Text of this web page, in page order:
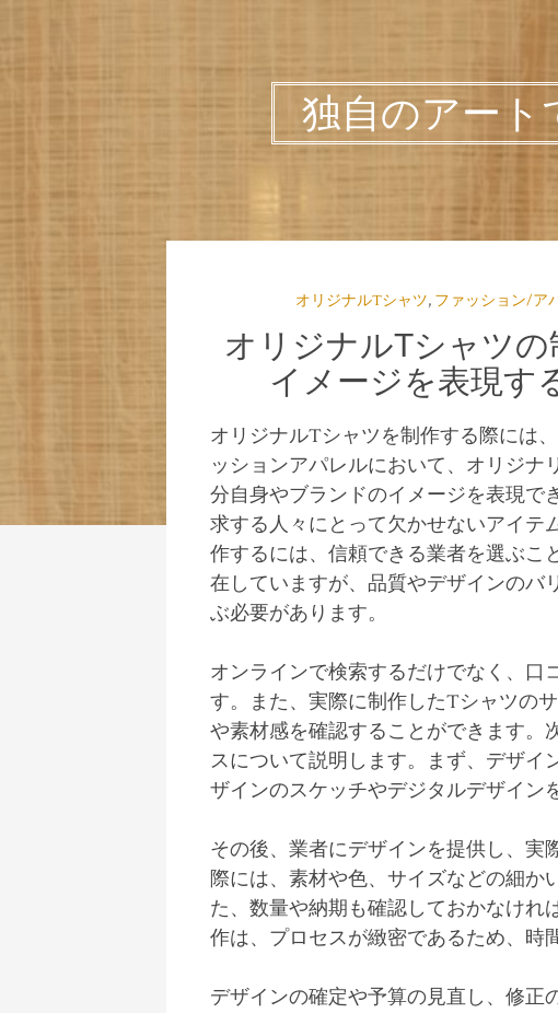
独自のアート
オリジナルTシャツ, ファッション/ア
オリジナルTシャツ
イメージを表現す
オリジナルTシャツを制作する際には
ッションアパレルにおいて、オリジナ
分自身やブランドのイメージを表現で
求する人々にとって欠かせないアイテ
作するには、信頼できる業者を選ぶこ
在していますが、品質やデザインのバ
ぶ必要があります。
オンラインで検索するだけでなく、口
す。また、実際に制作したTシャツの
や素材感を確認することができます。
スについて説明します。まず、デザイ
ザインのスケッチやデジタルデザイン
その後、業者にデザインを提供し、
際には、素材や色、サイズなどの細か
た、数量や納期も確認しておかなけれ
作は、プロセスが緻密であるため、時
デザインの確定や予算の見直し、修正